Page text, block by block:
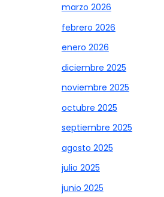
marzo 2026
febrero 2026
enero 2026
diciembre 2025
noviembre 2025
octubre 2025
septiembre 2025
agosto 2025
julio 2025
junio 2025